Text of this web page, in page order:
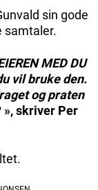
sin gode
samtaler.
MED DU
vil bruke den.
og praten
», skriver Per